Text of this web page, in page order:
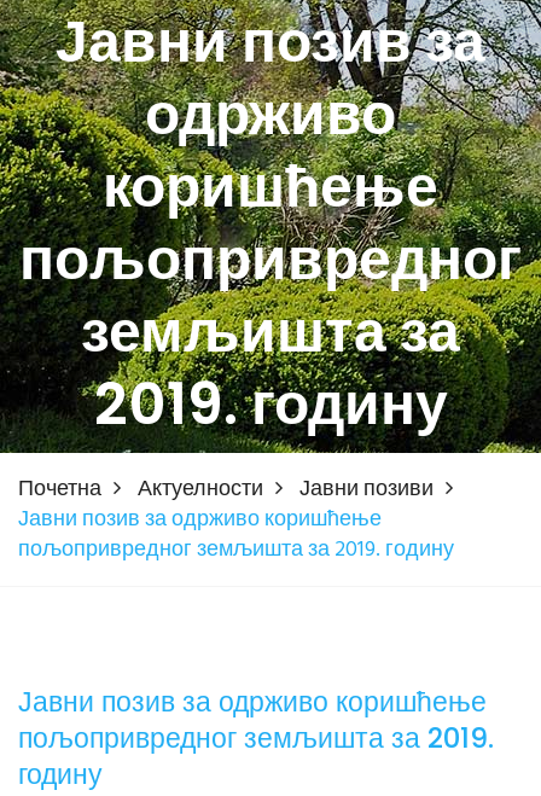
Јавни позив за
одрживо
коришћење
пољопривредног
земљишта за
2019. годину
Почетна Актуелности
Јавни позиви
Јавни позив за одрживо коришћење
пољопривредног земљишта за 2019. годину
Јавни позив за одрживо коришћење
пољопривредног земљишта за 2019.
годину